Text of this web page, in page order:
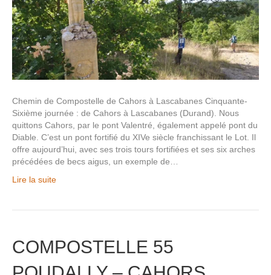
Chemin de Compostelle de Cahors à Lascabanes Cinquante-
Sixième journée : de Cahors à Lascabanes (Durand). Nous
quittons Cahors, par le pont Valentré, également appelé pont du
Diable. C’est un pont fortifié du XIVe siècle franchissant le Lot. Il
offre aujourd’hui, avec ses trois tours fortifiées et ses six arches
précédées de becs aigus, un exemple de…
Lire la suite
COMPOSTELLE 55